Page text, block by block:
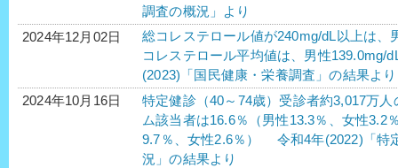
調査の概況」より
2024年12月02日
総コレステロール値が240mg/dL以上は、
コレステロール平均値は、男性
(2023)「国民健康・栄養調査」の結果より
2024年10月16日
特定健診（40～74歳）受診者約3,017万
ム該当者は16.6％（男性13.3％、女性3.2
9.7％、女性2.6％） 令和4年(2022)「特
況」の結果より